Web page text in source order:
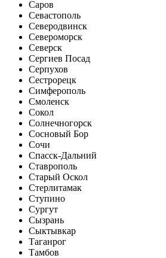
Саров
Севастополь
Северодвинск
Североморск
Северск
Сергиев Посад
Серпухов
Сестрорецк
Симферополь
Смоленск
Сокол
Солнечногорск
Сосновый Бор
Сочи
Спасск-Дальний
Ставрополь
Старый Оскол
Стерлитамак
Ступино
Сургут
Сызрань
Сыктывкар
Таганрог
Тамбов